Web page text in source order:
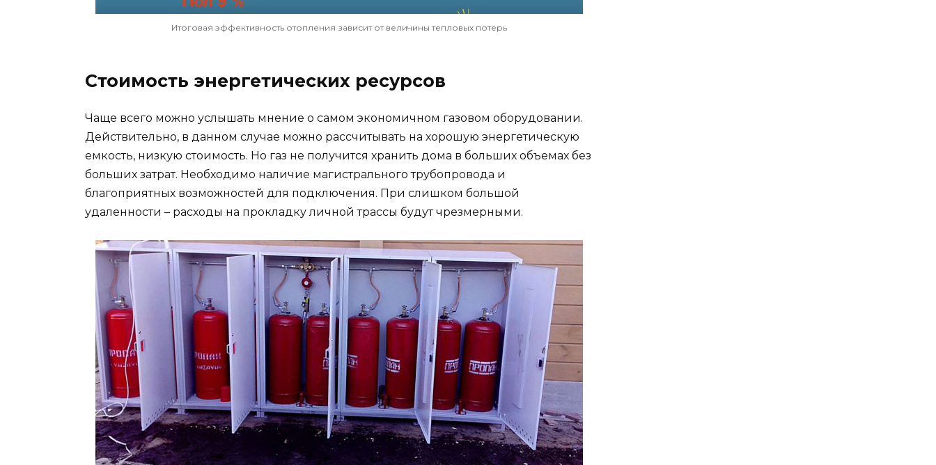
Итоговая эффективность отопления зависит от величины тепловых потерь
Стоимость энергетических ресурсов
Чаще всего можно услышать мнение о самом экономичном газовом оборудовании.
Действительно, в данном случае можно рассчитывать на хорошую энергетическую
емкость, низкую стоимость. Но газ не получится хранить дома в больших объемах без
больших затрат. Необходимо наличие магистрального трубопровода и
благоприятных возможностей для подключения. При слишком большой
удаленности – расходы на прокладку личной трассы будут чрезмерными.